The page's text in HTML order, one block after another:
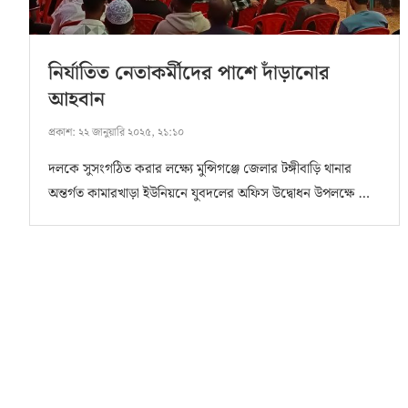
নির্যাতিত নেতাকর্মীদের পাশে দাঁড়ানোর
আহবান
প্রকাশ: ২২ জানুয়ারি ২০২৫, ২১:১০
দলকে সুসংগঠিত করার লক্ষ্যে মুন্সিগঞ্জে জেলার টঙ্গীবাড়ি থানার
অন্তর্গত কামারখাড়া ইউনিয়নে যুবদলের অফিস উদ্বোধন উপলক্ষে …